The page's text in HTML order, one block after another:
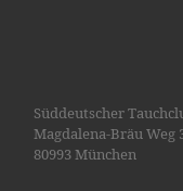
Süddeutscher
Magdalena-Bräu Weg
80993 München